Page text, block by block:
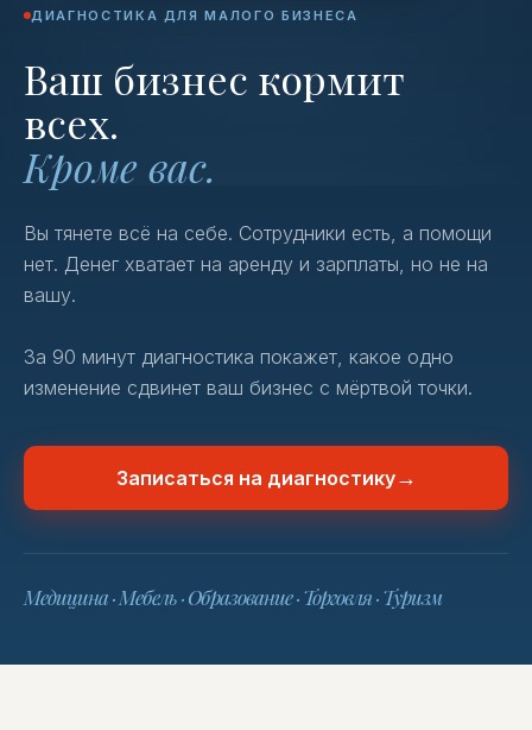
ДИАГНОСТИКА ДЛЯ МАЛОГО БИЗНЕСА
Ваш бизнес кормит
всех.
Кроме вас.
Вы тянете всё на себе. Сотрудники есть, а помощи
нет. Денег хватает на аренду и зарплаты, но не на
вашу.
За 90 минут диагностика покажет, какое одно
изменение сдвинет ваш бизнес с мёртвой точки.
Записаться на диагностику→
Медицина · Мебель · Образование · Торговля · Туризм